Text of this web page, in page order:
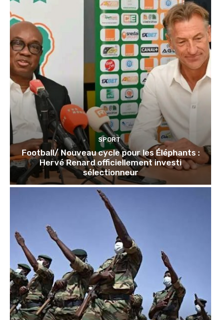
SPORT
Football/ Nouveau cycle pour les Éléphants :
Hervé Renard officiellement investi
sélectionneur